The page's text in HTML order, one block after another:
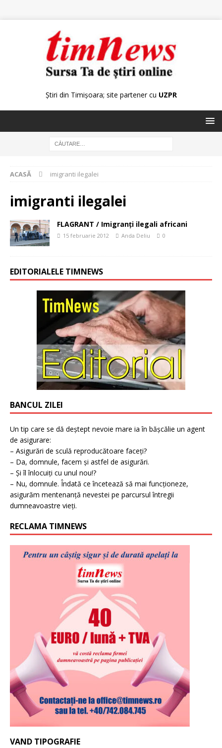
Știri din Timișoara; site partener cu UZPR
ACASĂ imigranti ilegalei
imigranti ilegalei
FLAGRANT / Imigranţi ilegali africani
15 februarie 2012 Anda Deliu 0
EDITORIALELE TIMNEWS
BANCUL ZILEI
Un tip care se dă deștept nevoie mare ia în bășcălie un agent
de asigurare:
– Asigurări de sculă reproducătoare faceți?
– Da, domnule, facem și astfel de asigurări.
– Și îl înlocuiți cu unul nou!?
– Nu, domnule. Îndată ce încetează să mai funcționeze,
asigurăm mentenanță nevestei pe parcursul întregii
dumneavoastre vieți.
RECLAMA TIMNEWS
VAND TIPOGRAFIE